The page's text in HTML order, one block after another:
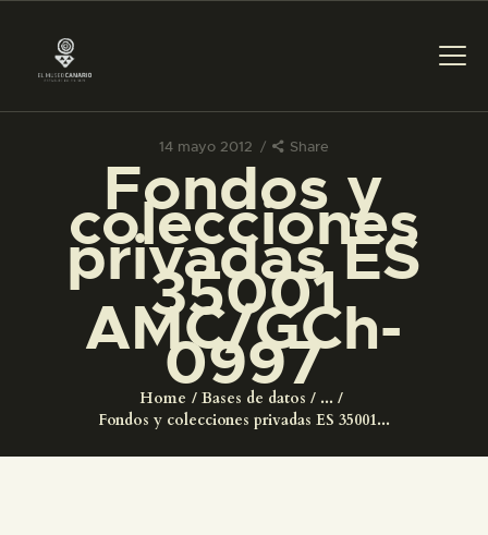
14 mayo 2012 Share
Fondos y
colecciones
privadas ES
35001
AMC/GCh-
0997
Home Bases de datos
...
Fondos y colecciones privadas ES 35001...
PREPARAR LA VISITA
ACTIVIDADES
█
EL MUSEO